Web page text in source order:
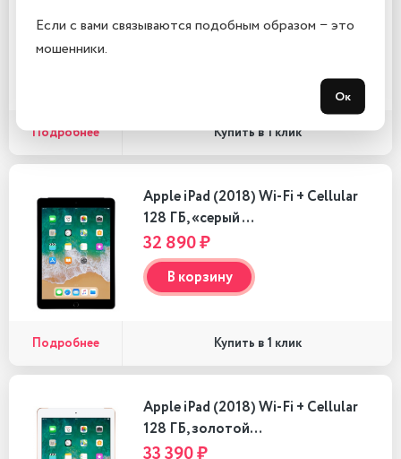
107 990 ₽
Подробнее Купить в 1 клик
Apple iPad (2018) Wi-Fi + Cellular
128 ГБ, «серый …
32 890 ₽
В корзину
Подробнее Купить в 1 клик
Apple iPad (2018) Wi-Fi + Cellular
128 ГБ, золотой…
Если с вами связываются подобным образом − это
мошенники.
Ок